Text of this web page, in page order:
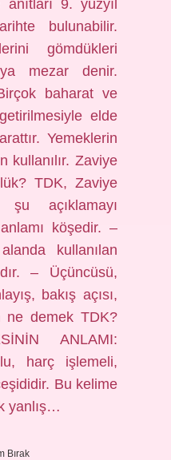
9. yüzyıl
bulunabilir.
gömdükleri
mezar denir.
baharat ve
elde
Yemeklerin
kullanılır. Zaviye
TDK, Zaviye
şu açıklamayı
köşedir. –
kullanılan
– Üçüncüsü,
bakış açısı,
ne demek TDK?
ANLAMI:
harç işlemeli,
Bu kelime
yanlış…
Bırak